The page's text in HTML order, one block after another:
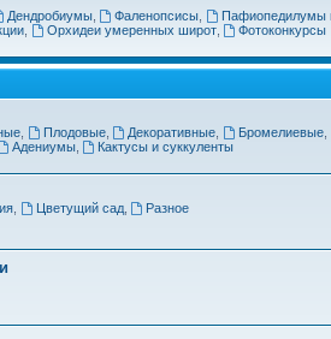
Дендробиумы, Фаленопсисы
Пафиопедилумы
, Орхидеи умеренных широт, Фотоконкурсы
, Плодовые, Декоративные Бромелиевые
Адениумы, Кактусы и суккуленты
, Цветущий сад, Разное